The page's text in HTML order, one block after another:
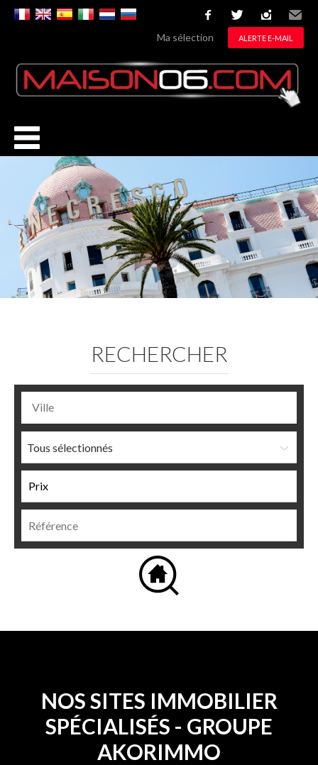
facebooktwitterinstagram
Email
Ma sélection ALERTE E-MAIL
RECHERCHER
Tous sélectionnés
NOS SITES IMMOBILIER
SPÉCIALISÉS - GROUPE
AKORIMMO